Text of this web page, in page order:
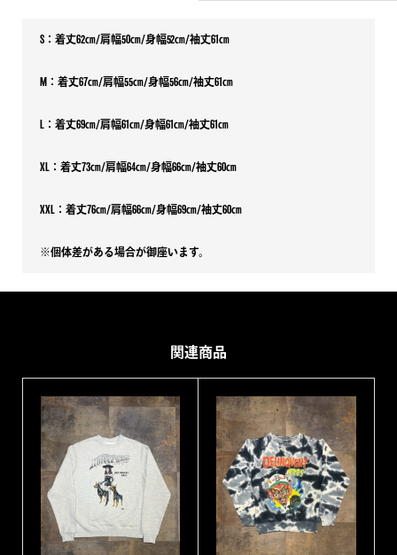
S：着丈62㎝/肩幅50㎝/身幅52㎝/袖丈61㎝
M：着丈67㎝/肩幅55㎝/身幅56㎝/袖丈61㎝
L：着丈69㎝/肩幅61㎝/身幅61㎝/袖丈61㎝
XL：着丈73㎝/肩幅64㎝/身幅66㎝/袖丈60㎝
XXL：着丈76㎝/肩幅66㎝/身幅69㎝/袖丈60㎝
※個体差がある場合が御座います。
関連商品